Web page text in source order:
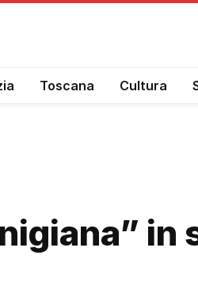
Toscana Cultura
in